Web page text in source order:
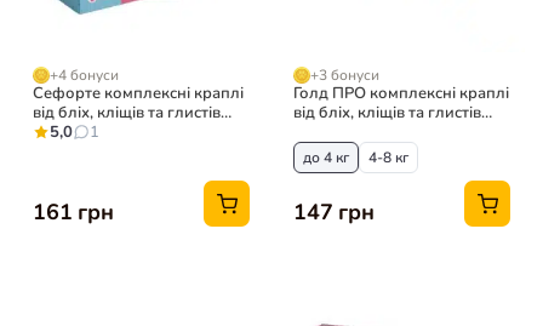
+4 бонуси
Сефорте комплексні краплі
від бліх, кліщів та глистів
для собак та котів до 2,5 кг,
5,0 1
161 грн
+3 бонуси
Голд ПРО комплексні краплі
від бліх, кліщів та глистів
до 4 кг 4-8 кг
147 грн